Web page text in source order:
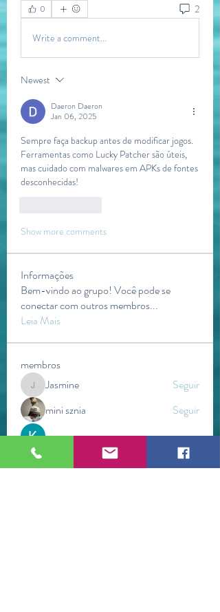
0 2
Write a comment...
Newest
Daeron Daeron
Jan 06, 2025
Sempre faça backup antes de modificar jogos.
Ferramentas como Lucky Patcher são úteis,
mas cuidado com malwares em APKs de fontes
desconhecidas!
Show more comments
Informações
Bem-vindo ao grupo! Você pode se
conectar com outros membros...
Leia Mais
membros
JasmineJasmine
Seguir
mini sznia
Seguir